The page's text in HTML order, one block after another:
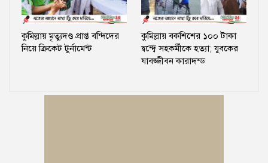
কুমিল্লায় মৃত্যুদণ্ড প্রাপ্ত বন্দিদের
নিয়ে ক্রিকেট টুর্নামেন্ট
কুমিল্লায় বকশিশের ১০০ টাকা
দ্বন্দ্বে সহকর্মীকে হত্যা; যুবকের
যাবজ্জীবন কারাদন্ড